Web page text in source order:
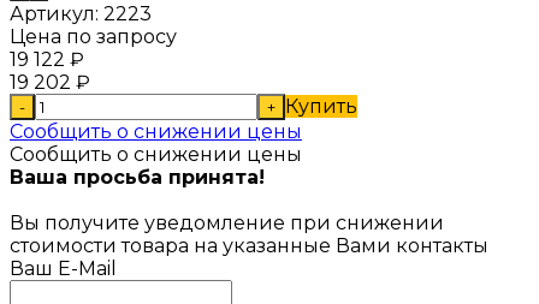
Артикул: 2223
Цена по запросу
19 122 ₽
19 202 ₽
- + Купить
Сообщить о снижении цены
Сообщить о снижении цены
Ваша просьба принята!
Вы получите уведомление при снижении
стоимости товара на указанные Вами контакты
Ваш E-Mail